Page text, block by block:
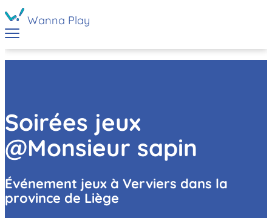
Wanna Play
Soirées jeux
@Monsieur sapin
Événement jeux à Verviers dans la
province de Liège